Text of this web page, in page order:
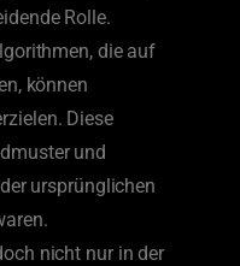
Rolle.
die auf
können
Diese
und
ursprünglichen
nicht nur in der